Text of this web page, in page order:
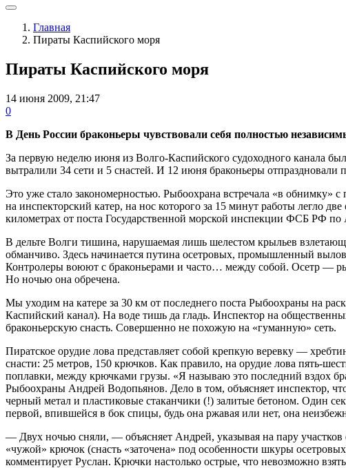
Главная
Пираты Каспийского моря
Пираты Каспийского моря
14 июня 2009, 21:47
0
В День России браконьеры чувствовали себя полностью
За первую неделю июня из Волго-Каспийского судоходного канала
вытралили 34 сети и 5 снастей. И 12 июня браконьеры отпраздновали
Это уже стало закономерностью. Рыбоохрана встречала «в
на инспекторский катер, на нос которого за 15 минут работы легло
километрах от поста Государственной морской инспекции ФСБ РФ по
В дельте Волги тишина, нарушаемая лишь шелестом крыльев
обманчиво. Здесь начинается путина осетровых, промышленный
Контролеры воюют с браконьерами и часто… между собой. Осетр —
Но ночью она обречена.
Мы уходим на катере за 30 км от последнего поста Рыбоохраны на
Каспийский канал). На воде тишь да гладь. Инспектор на
браконьерскую снасть. Совершенно не похожую на «гуманную» сеть.
Пиратское орудие лова представляет собой крепкую веревку —
снасти: 25 метров, 150 крючков. Как правило, на орудие лова пять-
поплавки, между крючками грузы. «Я называю это последний вздох
Рыбоохраны Андрей Водопьянов. Дело в том, объясняет инспектор,
черный метал и пластиковые стаканчики (!) залитые бетоном. Один
первой, впившейся в бок спицы, будь она ржавая или нет, она
— Двух ночью сняли, — объясняет Андрей, указывая на пару
«чужой» крючок (снасть «заточена» под особенности шкуры
комментирует Руслан. Крючки настолько острые, что невозможно